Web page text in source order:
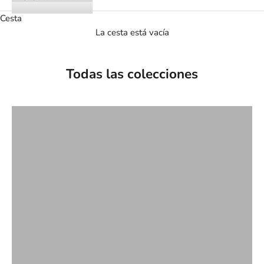
Cesta
La cesta está vacía
Todas las colecciones